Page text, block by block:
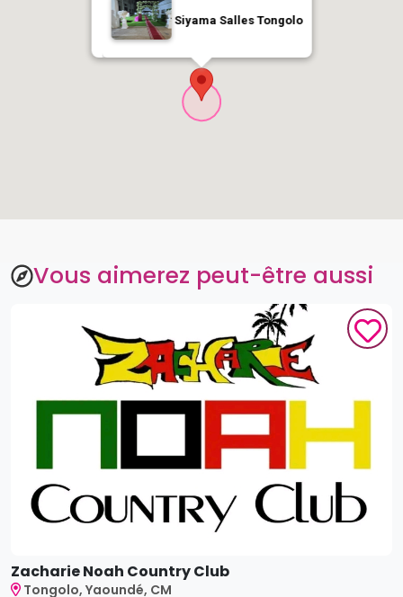
Siyama Salles Tongolo
Vous aimerez peut-être aussi
Zacharie Noah Country Club
Tongolo, Yaoundé, CM